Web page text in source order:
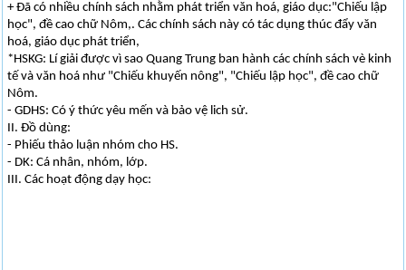
+ Đã có nhiều chính sách nhằm phát triển văn hoá, giáo dục:"Chiếu lập
học", đề cao chữ Nôm,. Các chính sách này có tác dụng thúc đẩy văn
hoá, giáo dục phát triển,
*HSKG: Lí giải được vì sao Quang Trung ban hành các chính sách vè kinh
tế và văn hoá như "Chiếu khuyến nông", "Chiếu lập học", đề cao chữ
Nôm.
- GDHS: Có ý thức yêu mến và bảo vệ lich sử.
II. Đồ dùng:
- Phiếu thảo luận nhóm cho HS.
- DK: Cá nhân, nhóm, lớp.
III. Các hoạt động dạy học: